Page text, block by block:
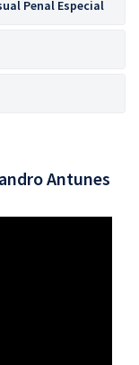
Penal Especial
Antunes